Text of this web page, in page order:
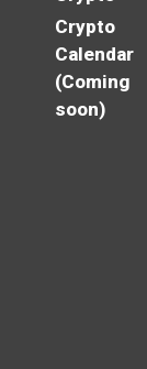
Crypto
Calendar
(Coming
soon)